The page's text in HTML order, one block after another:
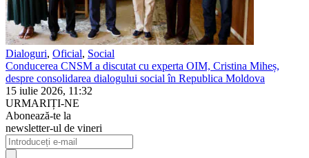
Dialoguri, Oficial, Social
Conducerea CNSM a discutat cu experta OIM, Cristina Miheș,
despre consolidarea dialogului social în Republica Moldova
15 iulie 2026, 11:32
URMARIȚI-NE
Abonează-te la
newsletter-ul de vineri